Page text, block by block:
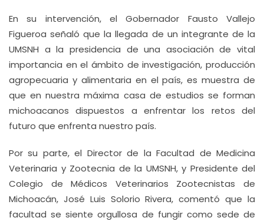
En su intervención, el Gobernador Fausto Vallejo
Figueroa señaló que la llegada de un integrante de la
UMSNH a la presidencia de una asociación de vital
importancia en el ámbito de investigación, producción
agropecuaria y alimentaria en el país, es muestra de
que en nuestra máxima casa de estudios se forman
michoacanos dispuestos a enfrentar los retos del
futuro que enfrenta nuestro país.
Por su parte, el Director de la Facultad de Medicina
Veterinaria y Zootecnia de la UMSNH, y Presidente del
Colegio de Médicos Veterinarios Zootecnistas de
Michoacán, José Luis Solorio Rivera, comentó que la
facultad se siente orgullosa de fungir como sede de